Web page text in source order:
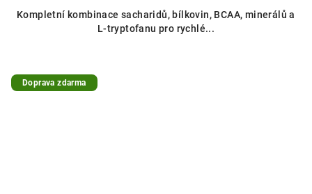
Kompletní kombinace sacharidů, bílkovin, BCAA, minerálů a
L-tryptofanu pro rychlé...
Doprava zdarma